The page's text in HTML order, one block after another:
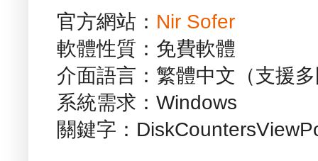
官方網站： Nir Sofer
軟體性質：免費軟體
介面語言：繁體中文（支援
系統需求：Windows
關鍵字：